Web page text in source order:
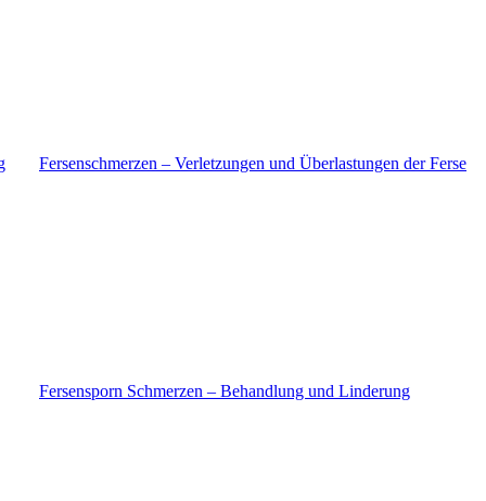
Fersenschmerzen – Verletzungen und Überlastungen der Ferse
Fersensporn Schmerzen – Behandlung und Linderung